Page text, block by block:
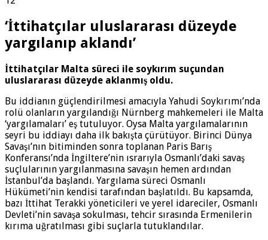
‘İttihatçılar uluslararası düzeyde
yargılanıp aklandı’
İttihatçılar Malta süreci ile soykırım suçundan
uluslararası düzeyde aklanmış oldu.
Bu iddianın güçlendirilmesi amacıyla Yahudi Soykırımı’nda
rolü olanların yargılandığı Nürnberg mahkemeleri ile Malta
‘yargılamaları’ eş tutuluyor. Oysa Malta yargılamalarının
seyri bu iddiayı daha ilk bakışta çürütüyor. Birinci Dünya
Savaşı’nın bitiminden sonra toplanan Paris Barış
Konferansı’nda İngiltere’nin ısrarıyla Osmanlı’daki savaş
suçlularının yargılanmasına savaşın hemen ardından
İstanbul’da başlandı. Yargılama süreci Osmanlı
Hükümeti’nin kendisi tarafından başlatıldı. Bu kapsamda,
bazı İttihat Terakki yöneticileri ve yerel idareciler, Osmanlı
Devleti’nin savaşa sokulması, tehcir sırasında Ermenilerin
kırıma uğratılması gibi suçlarla tutuklandılar.